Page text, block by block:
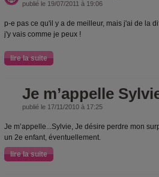
publié le 19/07/2011 à 19:06
p-e pas ce qu'il y a de meilleur, mais j'ai de la
j'y vais comme je peux !
lire la suite
Je m’appelle
publié le 17/11/2010 à 17:25
Je m’appelle...Sylvie, Je désire perdre mon
un 2e enfant, éventuellement.
lire la suite